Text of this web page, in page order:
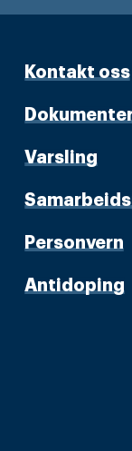
Kontakt oss
Varsling
Personvern
Antidoping